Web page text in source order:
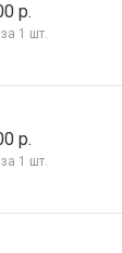
р.
за 1 шт.
р.
за 1 шт.